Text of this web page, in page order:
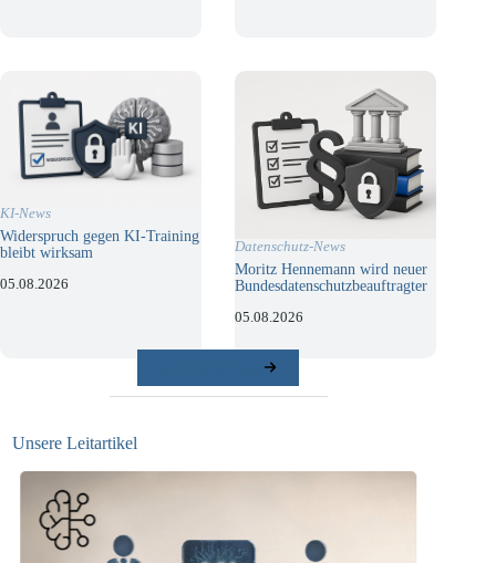
KI-News
Widerspruch gegen KI-Training
bleibt wirksam
05.08.2026
Datenschutz-News
Moritz Hennemann wird neuer
Bundesdatenschutzbeauftragter
05.08.2026
Unsere Leitartikel